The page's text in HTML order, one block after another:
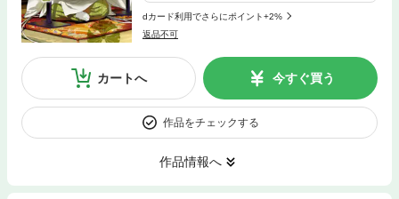
dカード利用でさらにポイント+2%
返品不可
カートへ 今すぐ買う
作品をチェックする
作品情報へ